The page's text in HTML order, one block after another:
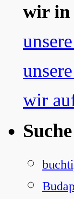
wir in
unsere
unsere
wir